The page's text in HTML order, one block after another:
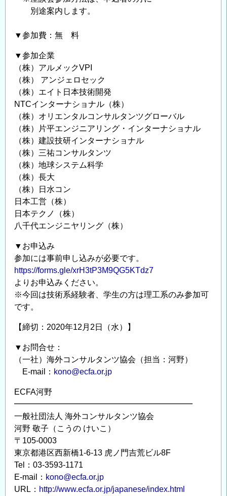
別途案内します。
▼参加費：無 料
▼参加企業
（株）アルメックVPI
（株） アンジェロセック
（株）エイト日本技術開発
NTCインターナショナル（株）
（株）オリエンタルコンサルタンツグローバル
（株）片平エンジニアリング・インターナショナル
（株）建設技研インターナショナル
（株）三祐コンサルタンツ
（株）地球システム科学
（株）長大
（株）日水コン
日本工営（株）
日本テクノ（株）
八千代エンジニヤリング（株）
▼お申込み
参加には事前申し込みが必要です。
https://forms.gle/xrH3tP3M9QG5KTdz7
よりお申込みください。
※今回は技術系経験者、学生の方は理工系のみ参加可
です。
【締切：2020年12月2日（水）】
▼お問合せ：
（一社）海外コンサルタンツ協会（担当：河野）
E-mail： kono@ecfa.or.jp
ECFA河野
━━━━━━━━━━━━━━━━━━━━━━
一般社団法人 海外コンサルタンツ協会
河野 敬子（こうの けいこ）
〒105-0003
東京都港区西新橋1-6-13 虎ノ門吉荒ビル8F
Tel：03-3593-1171
E-mail： kono@ecfa.or.jp
URL： http://www.ecfa.or.jp/japanese/index.html